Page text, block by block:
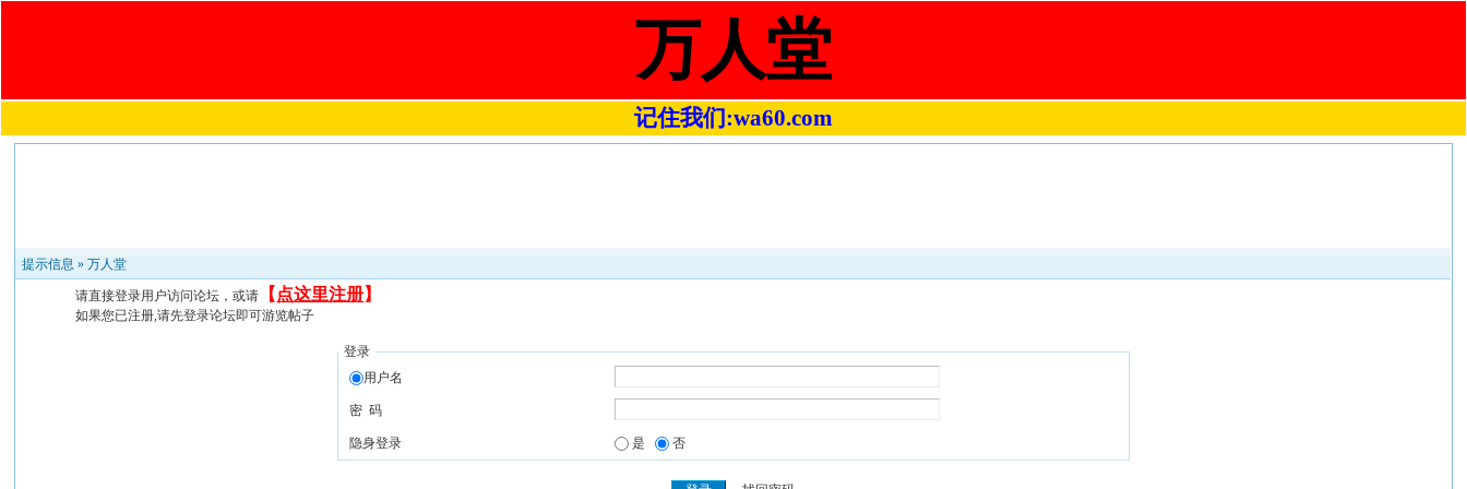
万人堂
记住我们:wa60.com
提示信息 »万人堂
请直接登录用户访问论坛，或请 【 点这里注册】
如果您已注册,请先登录论坛即可游览帖子
登录
用户名
密 码
隐身登录 是 否